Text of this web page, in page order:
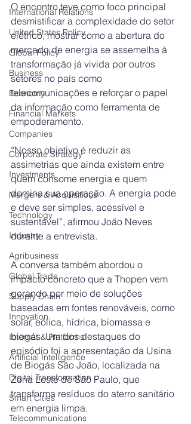
International Relations
United States Policy
Global Policy
Business
Economy
Financial Markets
Companies
Corporate Strategy
Investments
Mergers & Acquisitions
Technology
Industry
Agribusiness
Global Trade
Supply Chain
Innovation
Internet & Platforms
Artificial Intelligence
Digital Transformation
Smart Cities
Telecommunications
O encontro teve como foco principal
desmistificar a complexidade do setor
elétrico, mostrar como a abertura do
mercado de energia se assemelha à
transformação já vivida por outros
setores no país como
telecomunicações e reforçar o papel
da informação como ferramenta de
empoderamento.
“Nosso objetivo é reduzir as
assimetrias que ainda existem entre
quem consome energia e quem
domina sua operação. A energia pode
e deve ser simples, acessível e
sustentável”, afirmou João Neves
durante a entrevista.
A conversa também abordou o
impacto concreto que a Thopen vem
gerando por meio de soluções
baseadas em fontes renováveis, como
solar, eólica, hídrica, biomassa e
biogás. Um dos destaques do
episódio foi a apresentação da Usina
de Biogás São João, localizada na
Zona Leste de São Paulo, que
transforma resíduos do aterro sanitário
em energia limpa.